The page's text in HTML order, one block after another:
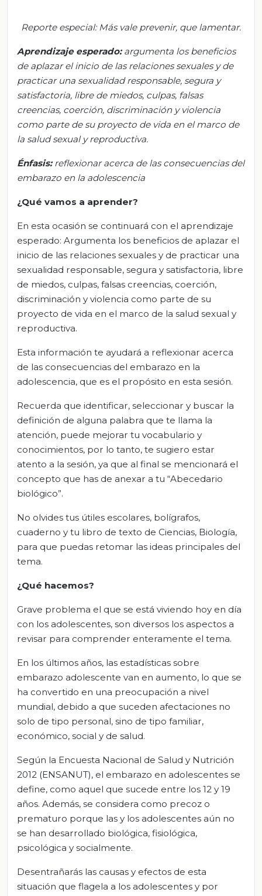
Reporte especial: Más vale prevenir, que lamentar.
Aprendizaje esperado:argumenta los beneficios
de aplazar el inicio de las relaciones sexuales y de
practicar una sexualidad responsable, segura y
satisfactoria, libre de miedos, culpas, falsas
creencias, coerción, discriminación y violencia
como parte de su proyecto de vida en el marco de
la salud sexual y reproductiva.
Énfasis:reflexionar acerca de las consecuencias del
embarazo en la adolescencia
¿Qué vamos a aprender?
En esta ocasión se continuará con el aprendizaje
esperado: Argumenta los beneficios de aplazar el
inicio de las relaciones sexuales y de practicar una
sexualidad responsable, segura y satisfactoria, libre
de miedos, culpas, falsas creencias, coerción,
discriminación y violencia como parte de su
proyecto de vida en el marco de la salud sexual y
reproductiva.
Esta información te ayudará a reflexionar acerca
de las consecuencias del embarazo en la
adolescencia, que es el propósito en esta sesión.
Recuerda que identificar, seleccionar y buscar la
definición de alguna palabra que te llama la
atención, puede mejorar tu vocabulario y
conocimientos, por lo tanto, te sugiero estar
atento a la sesión, ya que al final se mencionará el
concepto que has de anexar a tu “Abecedario
biológico”.
No olvides tus útiles escolares, bolígrafos,
cuaderno y tu libro de texto de Ciencias, Biología,
para que puedas retomar las ideas principales del
tema.
¿Qué hacemos?
Grave problema el que se está viviendo hoy en día
con los adolescentes, son diversos los aspectos a
revisar para comprender enteramente el tema.
En los últimos años, las estadísticas sobre
embarazo adolescente van en aumento, lo que se
ha convertido en una preocupación a nivel
mundial, debido a que suceden afectaciones no
solo de tipo personal, sino de tipo familiar,
económico, social y de salud.
Según la Encuesta Nacional de Salud y Nutrición
2012 (ENSANUT), el embarazo en adolescentes se
define, como aquel que sucede entre los 12 y 19
años. Además, se considera como precoz o
prematuro porque las y los adolescentes aún no
se han desarrollado biológica, fisiológica,
psicológica y socialmente.
Desentrañarás las causas y efectos de esta
situación que flagela a los adolescentes y por